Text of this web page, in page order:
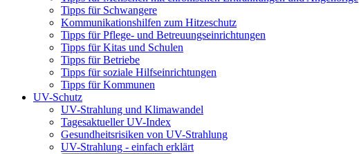
Tipps für Schwangere
Kommunikationshilfen zum Hitzeschutz
Tipps für Pflege- und Betreuungseinrichtungen
Tipps für Kitas und Schulen
Tipps für Betriebe
Tipps für soziale Hilfseinrichtungen
Tipps für Kommunen
UV-Schutz
UV-Strahlung und Klimawandel
Tagesaktueller UV-Index
Gesundheitsrisiken von UV-Strahlung
UV-Strahlung - einfach erklärt